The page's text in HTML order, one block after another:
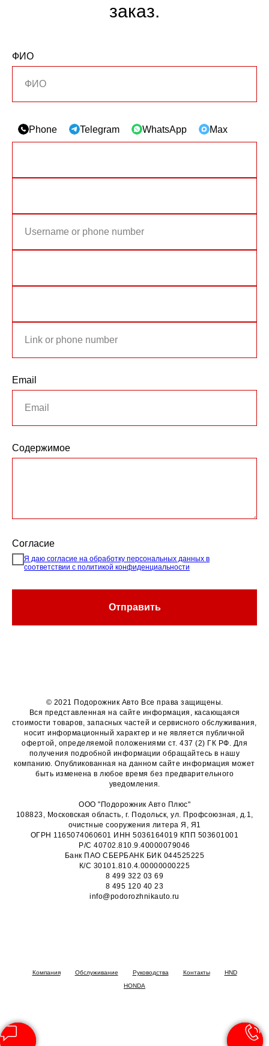
заказ.
ФИО
Phone Telegram WhatsApp Max
Email
Содержимое
Согласие
Я даю согласие на обработку персональных данных в
соответствии с политикой конфиденциальности
Отправить
© 2021 Подорожник Авто Все права защищены.
Вся представленная на сайте информация, касающаяся
стоимости товаров, запасных частей и сервисного обслуживания,
носит информационный характер и не является публичной
офертой, определяемой положениями ст. 437 (2) ГК РФ. Для
получения подробной информации обращайтесь в нашу
компанию. Опубликованная на данном сайте информация может
быть изменена в любое время без предварительного
уведомления.
ООО "Подорожник Авто Плюс"
108823, Московская область, г. Подольск, ул. Профсоюзная, д.1,
очистные сооружения литера Я, Я1
ОГРН 1165074060601 ИНН 5036164019 КПП 503601001
Р/С 40702.810.9.40000079046
Банк ПАО СБЕРБАНК БИК 044525225
К/С 30101.810.4.00000000225
8 499 322 03 69
8 495 120 40 23
info@podorozhnikauto.ru
Компания Обслуживание Руководства Контакты
HND
HONDA